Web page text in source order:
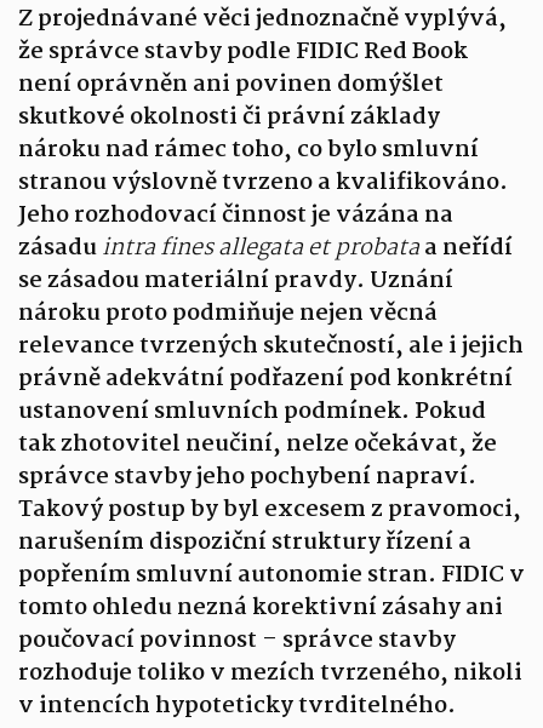
Z projednávané věci jednoznačně vyplývá,
že správce stavby podle FIDIC Red Book
není oprávněn ani povinen domýšlet
skutkové okolnosti či právní základy
nároku nad rámec toho, co bylo smluvní
stranou výslovně tvrzeno a kvalifikováno.
Jeho rozhodovací činnost je vázána na
zásaduintra fines allegata et probataa neřídí
se zásadou materiální pravdy. Uznání
nároku proto podmiňuje nejen věcná
relevance tvrzených skutečností, ale i jejich
právně adekvátní podřazení pod konkrétní
ustanovení smluvních podmínek. Pokud
tak zhotovitel neučiní, nelze očekávat, že
správce stavby jeho pochybení napraví.
Takový postup by byl excesem z pravomoci,
narušením dispoziční struktury řízení a
popřením smluvní autonomie stran. FIDIC v
tomto ohledu nezná korektivní zásahy ani
poučovací povinnost – správce stavby
rozhoduje toliko v mezích tvrzeného, nikoli
v intencích hypoteticky tvrditelného.